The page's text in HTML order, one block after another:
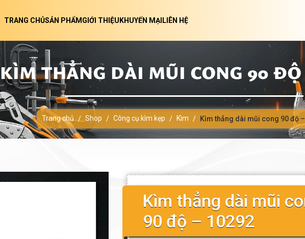
TRANG CHỦSẢN PHẨMGIỚI THIỆUKHUYẾN MẠILIÊN HỆ
KÌM THẲNG DÀI MŨI CONG 90 ĐỘ
Trang chủ / Shop / Công cụ kìm kẹp / Kìm / Kìm thẳng dài mũi cong 90 độ
Kìm thẳng dài mũi
90 độ – 10292